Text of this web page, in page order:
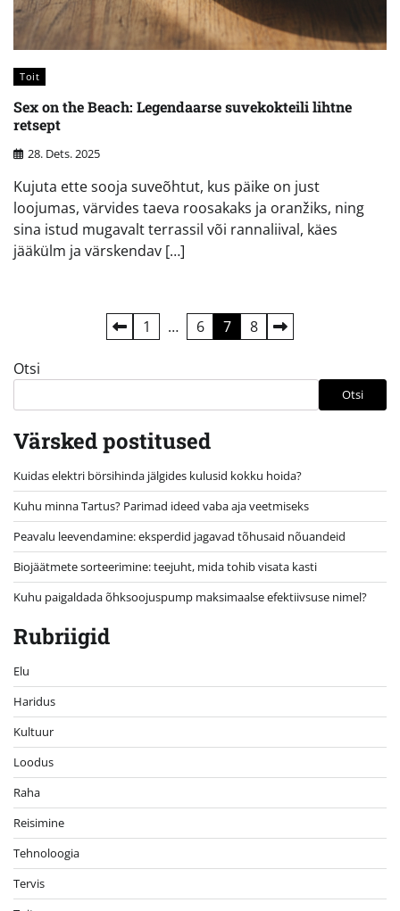
Toit
Sex on the Beach: Legendaarse suvekokteili lihtne
retsept
28. Dets. 2025
Kujuta ette sooja suveõhtut, kus päike on just
loojumas, värvides taeva roosakaks ja oranžiks, ning
sina istud mugavalt terrassil või rannaliival, käes
jääkülm ja värskendav […]
Postituste
leheküljendus
1 … 6 7 8
Otsi
Otsi
Värsked postitused
Kuidas elektri börsihinda jälgides kulusid kokku hoida?
Kuhu minna Tartus? Parimad ideed vaba aja veetmiseks
Peavalu leevendamine: eksperdid jagavad tõhusaid nõuandeid
Biojäätmete sorteerimine: teejuht, mida tohib visata kasti
Kuhu paigaldada õhksoojuspump maksimaalse efektiivsuse nimel?
Rubriigid
Elu
Haridus
Kultuur
Loodus
Raha
Reisimine
Tehnoloogia
Tervis